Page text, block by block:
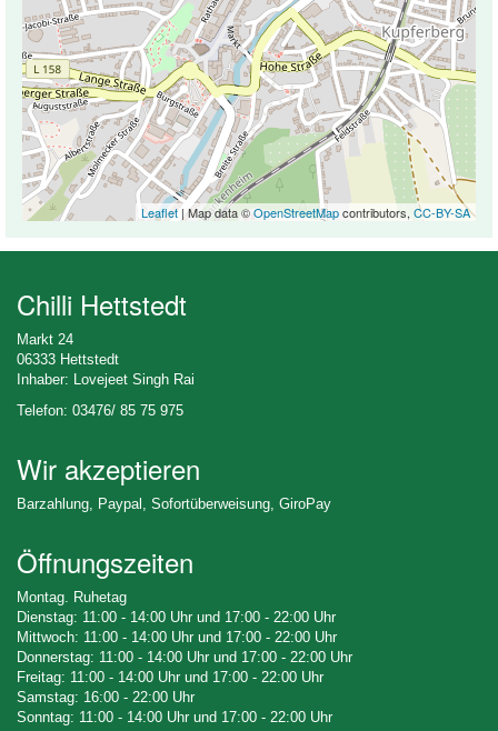
Leaflet| Map data ©OpenStreetMapcontributors, CC-BY-SA
Chilli Hettstedt
Markt 24
06333 Hettstedt
Inhaber: Lovejeet Singh Rai
Telefon: 03476/ 85 75 975
Wir akzeptieren
Barzahlung, Paypal, Sofortüberweisung, GiroPay
Öffnungszeiten
Montag. Ruhetag
Dienstag: 11:00 - 14:00 Uhr und 17:00 - 22:00 Uhr
Mittwoch: 11:00 - 14:00 Uhr und 17:00 - 22:00 Uhr
Donnerstag: 11:00 - 14:00 Uhr und 17:00 - 22:00 Uhr
Freitag: 11:00 - 14:00 Uhr und 17:00 - 22:00 Uhr
Samstag: 16:00 - 22:00 Uhr
Sonntag: 11:00 - 14:00 Uhr und 17:00 - 22:00 Uhr